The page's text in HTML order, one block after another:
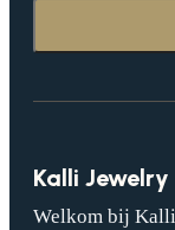
Kalli
Welkom bij